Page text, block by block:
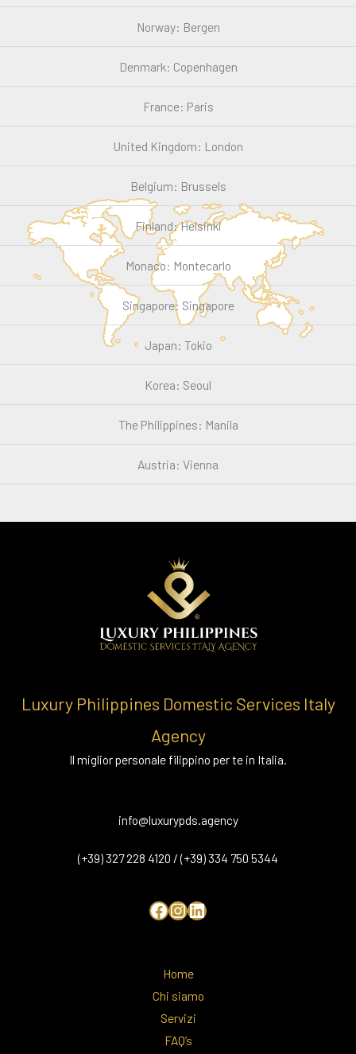
Norway: Bergen
Denmark: Copenhagen
France: Paris
United Kingdom: London
Belgium: Brussels
Finland: Helsinki
Monaco: Montecarlo
Singapore: Singapore
Japan: Tokio
Korea: Seoul
The Philippines: Manila
Austria: Vienna
Luxury Philippines Domestic Services Italy
Agency
Il miglior personale filippino per te in Italia.
info@luxurypds.agency
(+39) 327 228 4120 / (+39) 334 750 5344
Home
Chi siamo
Servizi
FAQ’s